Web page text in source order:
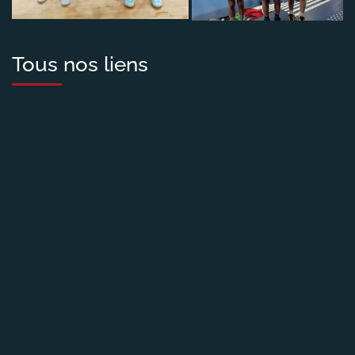
Tous nos liens